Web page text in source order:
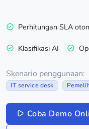
Perhitungan SLA
Klasifikasi AI
Skenario penggunaan:
IT service desk
Coba Demo